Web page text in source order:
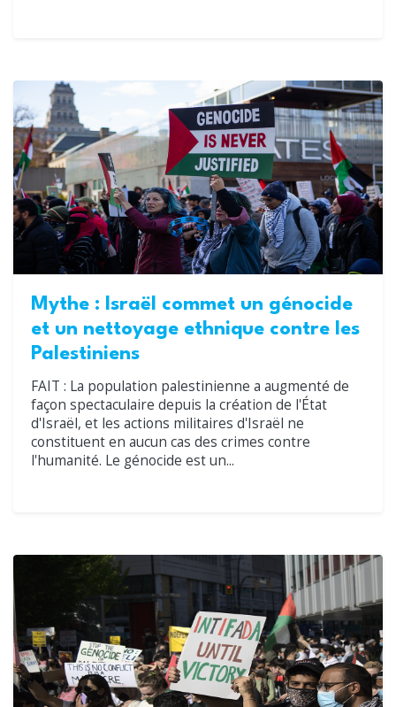
Mythe : Israël commet un génocide
et un nettoyage ethnique contre les
Palestiniens
FAIT : La population palestinienne a augmenté de
façon spectaculaire depuis la création de l'État
d'Israël, et les actions militaires d'Israël ne
constituent en aucun cas des crimes contre
l'humanité. Le génocide est un...